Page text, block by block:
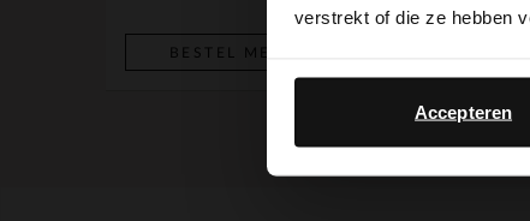
verstrekt of die ze hebben
Accepteren
BESTEL MEE